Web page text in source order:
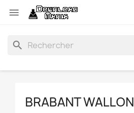

search
BRABANT WALLON